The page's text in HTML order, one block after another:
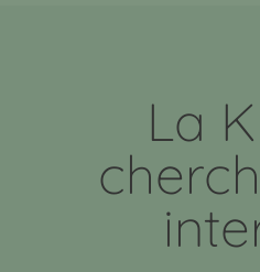
La